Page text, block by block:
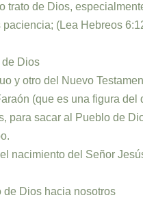
de Dios,
(Lea Hebreos
de Dios
y otro del Nuevo
(que es una figura
para sacar al Pueblo de
nacimiento del Señor
Dios hacia nosotros